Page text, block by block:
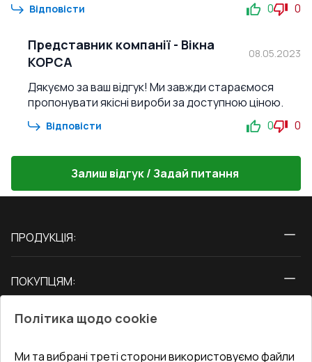
Відповісти 0 0
Представник компанії - Вікна
КОРСА
08.05.2023
Дякуємо за ваш відгук! Ми завжди стараємося
пропонувати якісні вироби за доступною ціною.
Відповісти 0 0
Залиш відгук / Задай питання
ПРОДУКЦІЯ:
Двері
ПОКУПЦЯМ:
Блог
СЕРВІС ТА ОБЛУГОВУВАННЯ:
Доставка і Оплата
Політика щодо cookie
Ми та вибрані треті сторони використовуємо файли